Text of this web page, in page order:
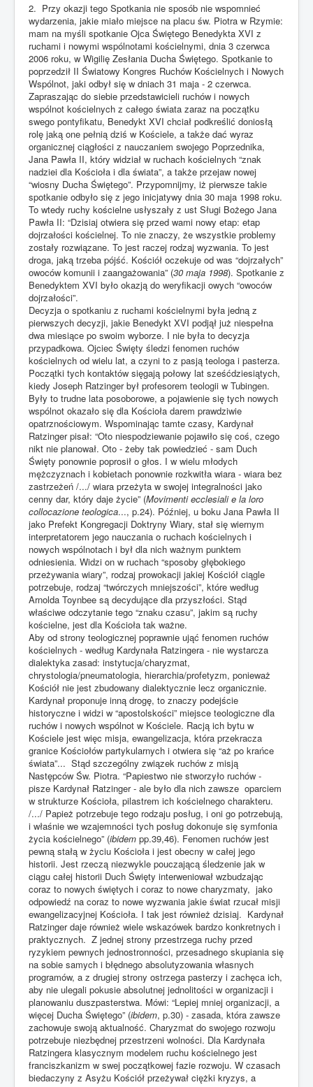
2. Przy okazji tego Spotkania nie sposób nie wspomnieć
wydarzenia, jakie miało miejsce na placu św. Piotra w Rzymie:
mam na myśli spotkanie Ojca Świętego Benedykta XVI z
ruchami i nowymi wspólnotami kościelnymi, dnia 3 czerwca
2006 roku, w Wigilię Zesłania Ducha Świętego. Spotkanie to
poprzedził II Światowy Kongres Ruchów Kościelnych i Nowych
Wspólnot, jaki odbył się w dniach 31 maja - 2 czerwca.
Zapraszając do siebie przedstawicieli ruchów i nowych
wspólnot kościelnych z całego świata zaraz na początku
swego pontyfikatu, Benedykt XVI chciał podkreślić doniosłą
rolę jaką one pełnią dziś w Kościele, a także dać wyraz
organicznej ciągłości z nauczaniem swojego Poprzednika,
Jana Pawła II, który widział w ruchach kościelnych “znak
nadziei dla Kościoła i dla świata”, a także przejaw nowej
“wiosny Ducha Świętego”. Przypomnijmy, iż pierwsze takie
spotkanie odbyło się z jego inicjatywy dnia 30 maja 1998 roku.
To wtedy ruchy kościelne usłyszały z ust Sługi Bożego Jana
Pawła II: “Dzisiaj otwiera się przed wami nowy etap: etap
dojrzałości kościelnej. To nie znaczy, że wszystkie problemy
zostały rozwiązane. To jest raczej rodzaj wyzwania. To jest
droga, jaką trzeba pójść. Kościół oczekuje od was “dojrzałych”
owoców komunii i zaangażowania” (30 maja 1998). Spotkanie z
Benedyktem XVI było okazją do weryfikacji owych “owoców
dojrzałości”.
Decyzja o spotkaniu z ruchami kościelnymi była jedną z
pierwszych decyzji, jakie Benedykt XVI podjął już niespełna
dwa miesiące po swoim wyborze. I nie była to decyzja
przypadkowa. Ojciec Święty śledzi fenomen ruchów
kościelnych od wielu lat, a czyni to z pasją teologa i pasterza.
Początki tych kontaktów sięgają połowy lat sześćdziesiątych,
kiedy Joseph Ratzinger był profesorem teologii w Tubingen.
Były to trudne lata posoborowe, a pojawienie się tych nowych
wspólnot okazało się dla Kościoła darem prawdziwie
opatrznościowym. Wspominając tamte czasy, Kardynał
Ratzinger pisał: “Oto niespodziewanie pojawiło się coś, czego
nikt nie planował. Oto - żeby tak powiedzieć - sam Duch
Święty ponownie poprosił o głos. I w wielu młodych
mężczyznach i kobietach ponownie rozkwitła wiara - wiara bez
zastrzeżeń /.../ wiara przeżyta w swojej integralności jako
cenny dar, który daje życie” (Movimenti ecclesiali e la loro
collocazione teologica..., p.24). Później, u boku Jana Pawła II
jako Prefekt Kongregacji Doktryny Wiary, stał się wiernym
interpretatorem jego nauczania o ruchach kościelnych i
nowych wspólnotach i był dla nich ważnym punktem
odniesienia. Widzi on w ruchach “sposoby głębokiego
przeżywania wiary”, rodzaj prowokacji jakiej Kościół ciągle
potrzebuje, rodzaj “twórczych mniejszości”, które według
Arnolda Toynbee są decydujące dla przyszłości. Stąd
właściwe odczytanie tego “znaku czasu”, jakim są ruchy
kościelne, jest dla Kościoła tak ważne.
Aby od strony teologicznej poprawnie ująć fenomen ruchów
kościelnych - według Kardynała Ratzingera - nie wystarcza
dialektyka zasad: instytucja/charyzmat,
chrystologia/pneumatologia, hierarchia/profetyzm, ponieważ
Kościół nie jest zbudowany dialektycznie lecz organicznie.
Kardynał proponuje inną drogę, to znaczy podejście
historyczne i widzi w “apostolskości” miejsce teologiczne dla
ruchów i nowych wspólnot w Kościele. Racją ich bytu w
Kościele jest więc misja, ewangelizacja, która przekracza
granice Kościołów partykularnych i otwiera się “aż po krańce
świata”... Stąd szczególny związek ruchów z misją
Następców Św. Piotra. “Papiestwo nie stworzyło ruchów -
pisze Kardynał Ratzinger - ale było dla nich zawsze oparciem
w strukturze Kościoła, pilastrem ich kościelnego charakteru.
/.../ Papież potrzebuje tego rodzaju posług, i oni go potrzebują,
i właśnie we wzajemności tych posług dokonuje się symfonia
życia kościelnego” (ibidem pp.39,46). Fenomen ruchów jest
pewną stałą w życiu Kościoła i jest obecny w całej jego
historii. Jest rzeczą niezwykle pouczającą śledzenie jak w
ciągu całej historii Duch Święty interweniował wzbudzając
coraz to nowych świętych i coraz to nowe charyzmaty, jako
odpowiedź na coraz to nowe wyzwania jakie świat rzucał misji
ewangelizacyjnej Kościoła. I tak jest również dzisiaj. Kardynał
Ratzinger daje również wiele wskazówek bardzo konkretnych i
praktycznych. Z jednej strony przestrzega ruchy przed
ryzykiem pewnych jednostronności, przesadnego skupiania się
na sobie samych i błędnego absolutyzowania własnych
programów, a z drugiej strony ostrzega pasterzy i zachęca ich,
aby nie ulegali pokusie absolutnej jednolitości w organizacji i
planowaniu duszpasterstwa. Mówi: “Lepiej mniej organizacji, a
więcej Ducha Świętego” (ibidem, p.30) - zasada, która zawsze
zachowuje swoją aktualność. Charyzmat do swojego rozwoju
potrzebuje niezbędnej przestrzeni wolności. Dla Kardynała
Ratzingera klasycznym modelem ruchu kościelnego jest
franciszkanizm w swej początkowej fazie rozwoju. W czasach
biedaczyny z Asyżu Kościół przeżywał ciężki kryzys, a